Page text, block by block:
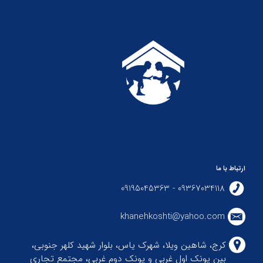
ارتباط با ما
09367034118 - 09195045363
khanehkoshti@yahoo.com
کرج، شاهین ویلا، شهرک یاس، بلوار شهید کلهر جنوبی،
بین پونک اول غربی و پونک دوم غربی، مجتمع تجاری